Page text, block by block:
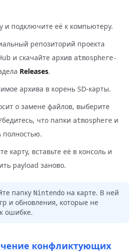
и подключите её к компьютеру.
репозиторий проекта
и скачайте архив atmosphere-
Releases.
архива в корень SD-карты.
о замене файлов, выберите
что папки atmosphere и
полностью.
карту, вставьте её в консоль и
payload заново.
папку Nintendo на карте. В ней
и обновления, которые не
ошибке.
конфликтующих